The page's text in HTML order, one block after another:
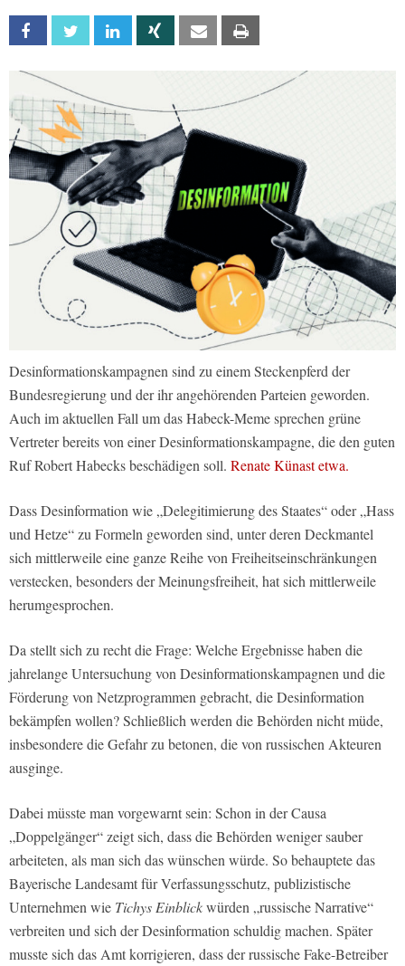
Facebook Twitter Linkedin Xing Email
Desinformationskampagnen sind zu einem Steckenpferd der
Bundesregierung und der ihr angehörenden Parteien geworden.
Auch im aktuellen Fall um das Habeck-Meme sprechen grüne
Vertreter bereits von einer Desinformationskampagne, die den guten
Ruf Robert Habecks beschädigen soll. Renate Künast etwa.
Dass Desinformation wie „Delegitimierung des Staates“ oder „Hass
und Hetze“ zu Formeln geworden sind, unter deren Deckmantel
sich mittlerweile eine ganze Reihe von Freiheitseinschränkungen
verstecken, besonders der Meinungsfreiheit, hat sich mittlerweile
herumgesprochen.
Da stellt sich zu recht die Frage: Welche Ergebnisse haben die
jahrelange Untersuchung von Desinformationskampagnen und die
Förderung von Netzprogrammen gebracht, die Desinformation
bekämpfen wollen? Schließlich werden die Behörden nicht müde,
insbesondere die Gefahr zu betonen, die von russischen Akteuren
ausginge.
Dabei müsste man vorgewarnt sein: Schon in der Causa
„Doppelgänger“ zeigt sich, dass die Behörden weniger sauber
arbeiteten, als man sich das wünschen würde. So behauptete das
Bayerische Landesamt für Verfassungsschutz, publizistische
Unternehmen wie Tichys Einblickwürden „russische Narrative“
verbreiten und sich der Desinformation schuldig machen. Später
musste sich das Amt korrigieren, dass der russische Fake-Betreiber